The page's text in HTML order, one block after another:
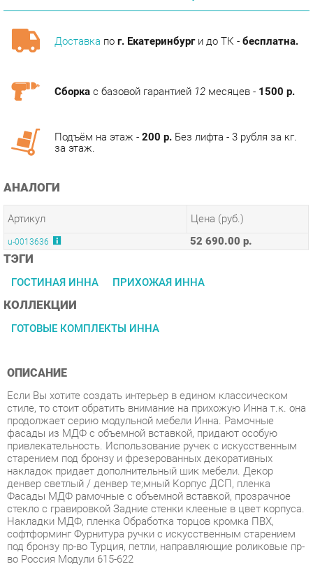
Доставкапог. Екатеринбурги до ТК -бесплатна.
АНАЛОГИ
Артикул
u-0013636 52 690.00 р.
ТЭГИ
ГОСТИНАЯ ИННА ПРИХОЖАЯ ИННА
КОЛЛЕКЦИИ
ГОТОВЫЕ КОМПЛЕКТЫ ИННА
ОПИСАНИЕ
продолжает серию модульной мебели Инна. Рамочные
привлекательность. Использование ручек с искусственным
старением под бронзу и фрезерованных декоративных
накладок придает дополнительный шик мебели. Декор
денвер светлый / денвер тe;мный Корпус ДСП, пленка
Фасады МДФ рамочные с объемной вставкой, прозрачное
стекло с гравировкой Задние стенки клееные в цвет корпуса.
Накладки МДФ, пленка Обработка торцов кромка ПВХ,
софтформинг Фурнитура ручки с искусственным старением
под бронзу пр-во Турция, петли, направляющие роликовые пр-
во Россия Модули 615-622
Условия покупки
Благодаря качественным фото, исчерпывающей информации
о характеристиках и параметрах, а также отзывам